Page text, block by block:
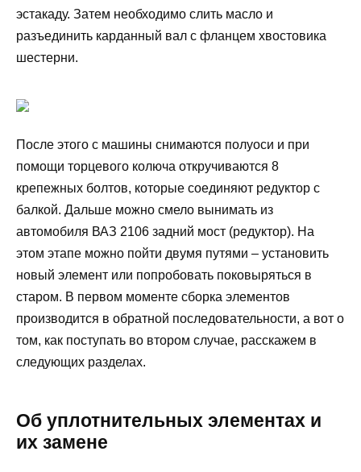
эстакаду. Затем необходимо слить масло и
разъединить карданный вал с фланцем хвостовика
шестерни.
После этого с машины снимаются полуоси и при
помощи торцевого колюча откручиваются 8
крепежных болтов, которые соединяют редуктор с
балкой. Дальше можно смело вынимать из
автомобиля ВАЗ 2106 задний мост (редуктор). На
этом этапе можно пойти двумя путями – установить
новый элемент или попробовать поковыряться в
старом. В первом моменте сборка элементов
производится в обратной последовательности, а вот о
том, как поступать во втором случае, расскажем в
следующих разделах.
Об уплотнительных элементах и
их замене